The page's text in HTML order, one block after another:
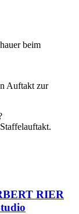
beim
Auftakt zur
RIER